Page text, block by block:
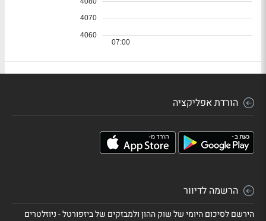
הורדת אפליקציה
הרשמה לדיוור
הירשם לסיכום היומי של שוק ההון ולמבזקים של ביזפורטל - ניוזלטרים